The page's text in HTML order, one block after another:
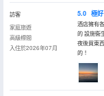
訪客
家庭旅遊
高級標間
入住於2026年07月
5.0 極好
酒店擁有
的 設施衞
夜後買東
的！